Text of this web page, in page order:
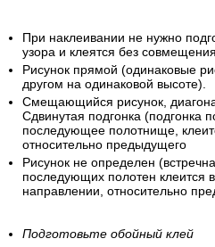
При наклеивании не нужно
узора и клеятся без
Рисунок прямой (одинаковые
другом на одинаковой высоте).
Смещающийся рисунок,
Сдвинутая подгонка (подгонка
последующее полотнище,
относительно предыдущего
Рисунок не определен
последующих полотен клеится
направлении, относительно
Подготовьте обойный клей